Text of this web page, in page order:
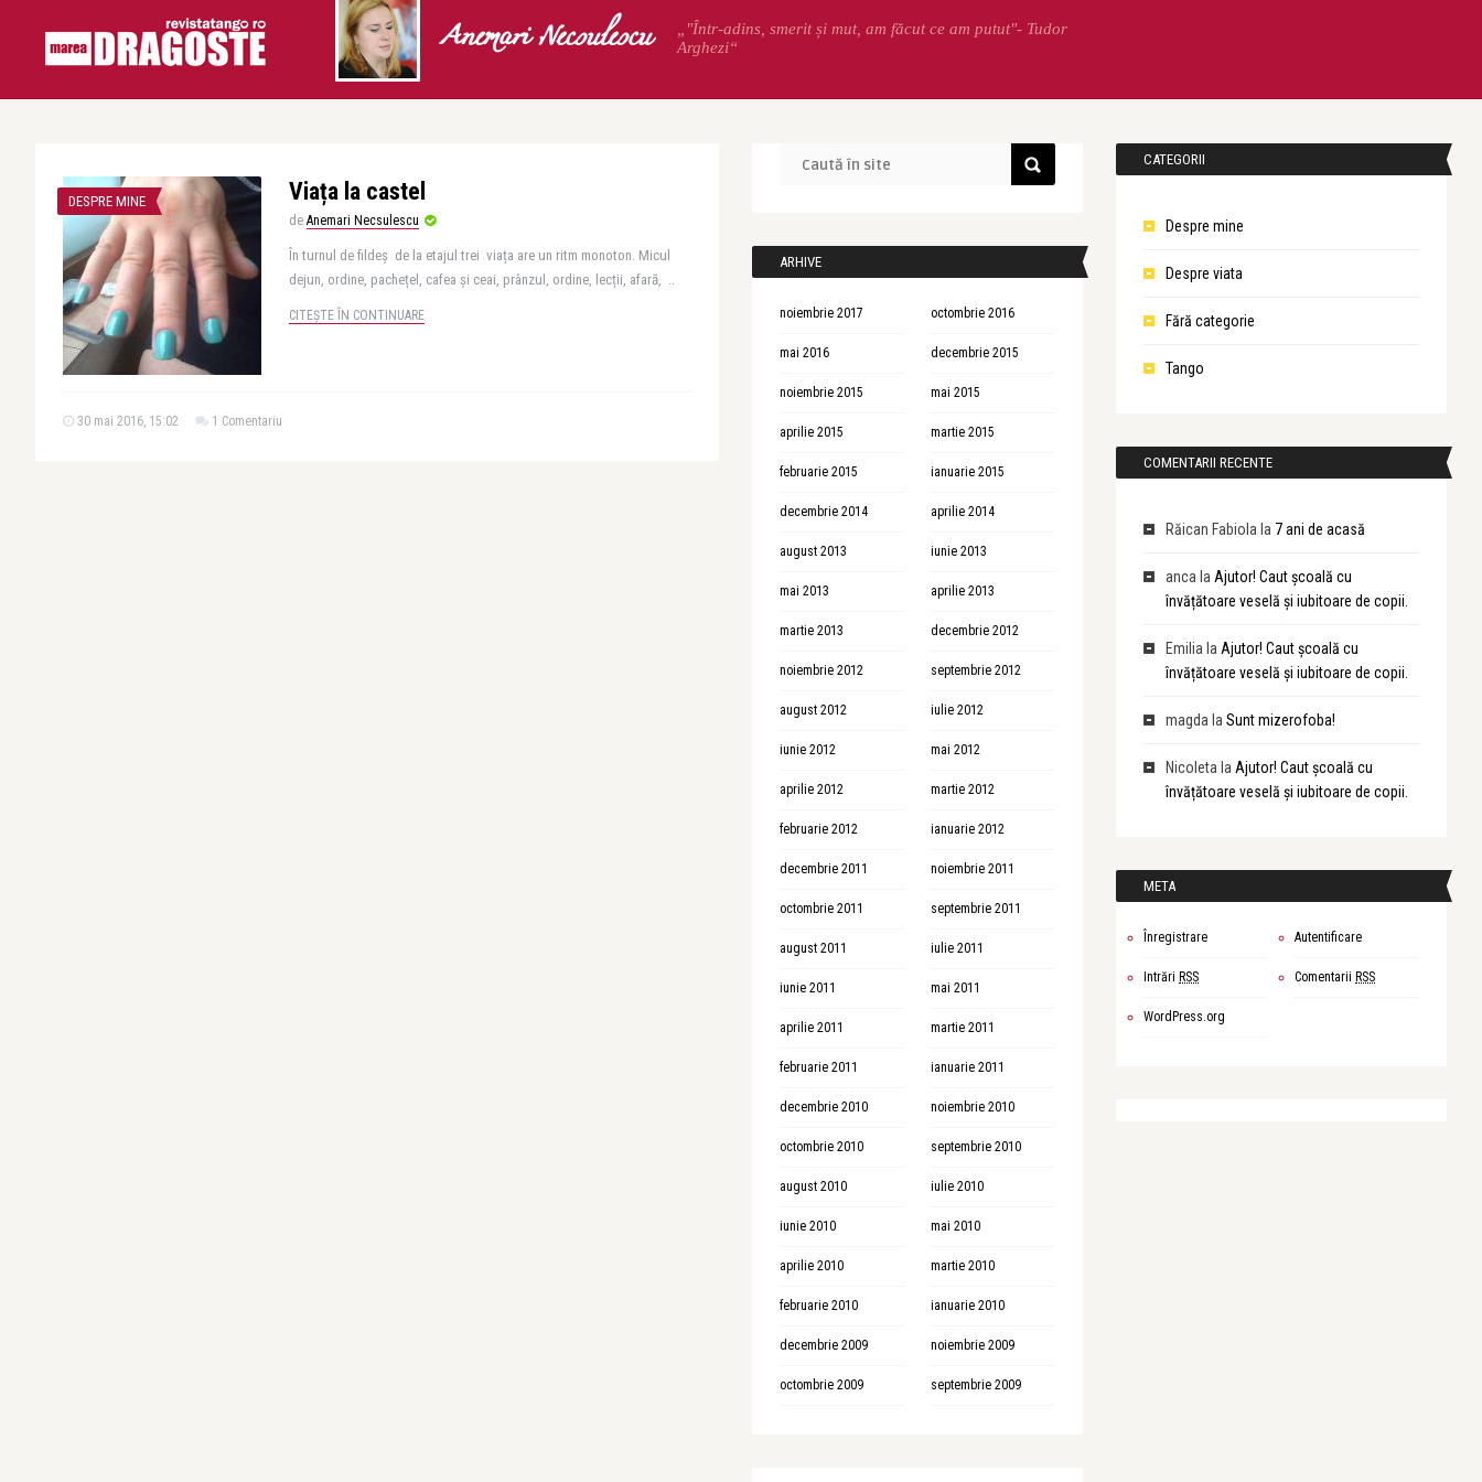
Anemari Necsulescu
„"Într-adins, smerit și mut, am făcut ce am putut"- Tudor
Arghezi“
DESPRE MINE Viața la castel
de Anemari Necsulescu
În turnul de fildeș de la etajul trei viața are un ritm monoton. Micul
dejun, ordine, pachețel, cafea și ceai, prânzul, ordine, lecții, afară, ..
CITEȘTE ÎN CONTINUARE
30 mai 2016, 15:02 1 Comentariu
ARHIVE
noiembrie 2017 octombrie 2016
mai 2016 decembrie 2015
noiembrie 2015 mai 2015
aprilie 2015 martie 2015
februarie 2015 ianuarie 2015
decembrie 2014 aprilie 2014
august 2013 iunie 2013
mai 2013 aprilie 2013
martie 2013 decembrie 2012
noiembrie 2012 septembrie 2012
august 2012 iulie 2012
iunie 2012 mai 2012
aprilie 2012 martie 2012
februarie 2012 ianuarie 2012
decembrie 2011 noiembrie 2011
octombrie 2011 septembrie 2011
august 2011 iulie 2011
iunie 2011 mai 2011
aprilie 2011 martie 2011
februarie 2011 ianuarie 2011
decembrie 2010 noiembrie 2010
octombrie 2010 septembrie 2010
august 2010 iulie 2010
iunie 2010 mai 2010
aprilie 2010 martie 2010
februarie 2010 ianuarie 2010
decembrie 2009 noiembrie 2009
octombrie 2009 septembrie 2009
CATEGORII
Despre mine
Despre viata
Fără categorie
Tango
COMENTARII RECENTE
Răican Fabiola la 7 ani de acasă
anca la Ajutor! Caut școală cu
învățătoare veselă și iubitoare de copii.
Emilia la Ajutor! Caut școală cu
învățătoare veselă și iubitoare de copii.
magda la Sunt mizerofoba!
Nicoleta la Ajutor! Caut școală cu
învățătoare veselă și iubitoare de copii.
META
Înregistrare Autentificare
Intrări RSS Comentarii RSS
WordPress.org